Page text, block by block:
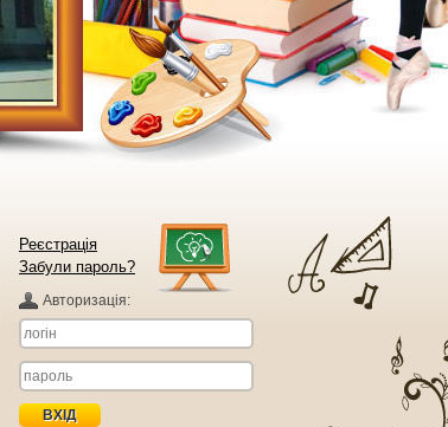
Реєстрація
Забули пароль?
Авторизацiя: